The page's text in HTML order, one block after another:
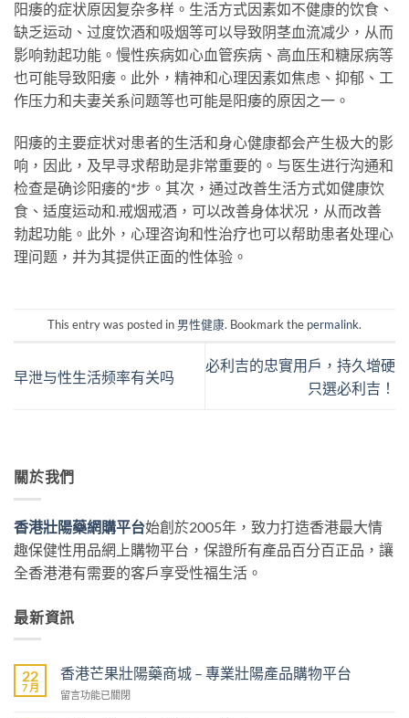
阳痿的症状原因复杂多样。生活方式因素如不健康的饮食、
缺乏运动、过度饮酒和吸烟等可以导致阴茎血流减少，从而
影响勃起功能。慢性疾病如心血管疾病、高血压和糖尿病等
也可能导致阳痿。此外，精神和心理因素如焦虑、抑郁、工
作压力和夫妻关系问题等也可能是阳痿的原因之一。
阳痿的主要症状对患者的生活和身心健康都会产生极大的影
响，因此，及早寻求帮助是非常重要的。与医生进行沟通和
检查是确诊阳痿的*步。其次，通过改善生活方式如健康饮
食、适度运动和.戒烟戒酒，可以改善身体状况，从而改善
勃起功能。此外，心理咨询和性治疗也可以帮助患者处理心
理问题，并为其提供正面的性体验。
This entry was posted in 男性健康. Bookmark the permalink.
早泄与性生活频率有关吗
必利吉的忠實用戶，持久增硬
只選必利吉！
關於我們
香港壯陽藥網購平台始創於2005年，致力打造香港最大情
趣保健性用品網上購物平台，保證所有產品百分百正品，讓
全香港港有需要的客戶享受性福生活。
最新資訊
22
7 月
香港芒果壯陽藥商城 – 專業壯陽產品購物平台
在
留言功能已關閉